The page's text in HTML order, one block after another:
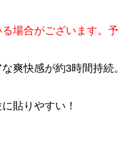
場合がございます。予
爽快感が約3時間持続。
貼りやすい！